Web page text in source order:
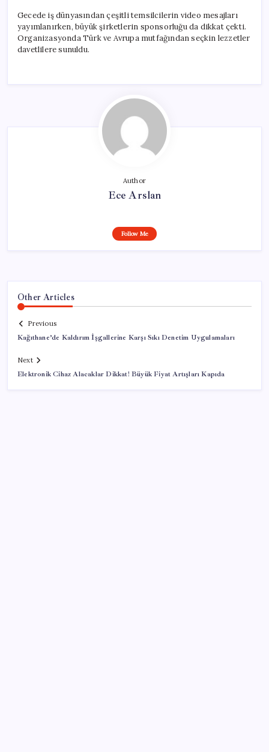
Gecede iş dünyasından çeşitli temsilcilerin video mesajları
yayımlanırken, büyük şirketlerin sponsorluğu da dikkat çekti.
Organizasyonda Türk ve Avrupa mutfağından seçkin lezzetler
davetlilere sunuldu.
Author
Ece Arslan
Follow Me
Other Articles
Previous
Kağıthane’de Kaldırım İşgallerine Karşı Sıkı Denetim Uygulamaları
Next
Elektronik Cihaz Alacaklar Dikkat! Büyük Fiyat Artışları Kapıda